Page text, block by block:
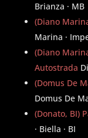
Brianza · MB
(Diano
Marina ·
(Diano
Autostrada
(Domus De
Domus De
(Donato, BI)
· Biella · BI